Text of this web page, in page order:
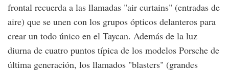
frontal recuerda a las llamadas "air curtains" (entradas de
aire) que se unen con los grupos ópticos delanteros para
crear un todo único en el Taycan. Además de la luz
diurna de cuatro puntos típica de los modelos Porsche de
última generación, los llamados "blasters" (grandes